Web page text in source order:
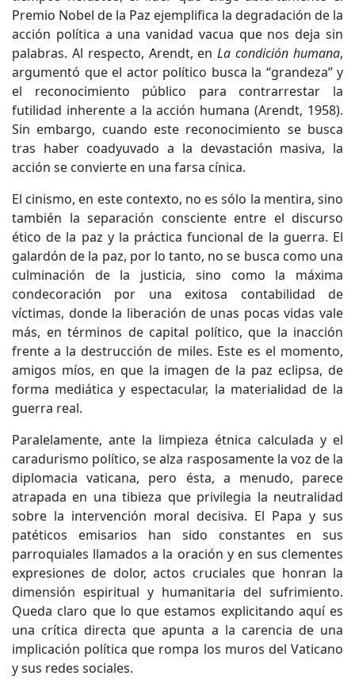
Premio Nobel de la Paz ejemplifica la degradación de la
acción política a una vanidad vacua que nos deja sin
palabras. Al respecto, Arendt, enLa condición humana,
argumentó que el actor político busca la “grandeza” y
el reconocimiento público para contrarrestar la
futilidad inherente a la acción humana (Arendt, 1958).
Sin embargo, cuando este reconocimiento se busca
tras haber coadyuvado a la devastación masiva, la
acción se convierte en una farsa cínica.
El cinismo, en este contexto, no es sólo la mentira, sino
también la separación consciente entre el discurso
ético de la paz y la práctica funcional de la guerra. El
galardón de la paz, por lo tanto, no se busca como una
culminación de la justicia, sino como la máxima
condecoración por una exitosa contabilidad de
víctimas, donde la liberación de unas pocas vidas vale
más, en términos de capital político, que la inacción
frente a la destrucción de miles. Este es el momento,
amigos míos, en que la imagen de la paz eclipsa, de
forma mediática y espectacular, la materialidad de la
guerra real.
Paralelamente, ante la limpieza étnica calculada y el
caradurismo político, se alza rasposamente la voz de la
diplomacia vaticana, pero ésta, a menudo, parece
atrapada en una tibieza que privilegia la neutralidad
sobre la intervención moral decisiva. El Papa y sus
patéticos emisarios han sido constantes en sus
parroquiales llamados a la oración y en sus clementes
expresiones de dolor, actos cruciales que honran la
dimensión espiritual y humanitaria del sufrimiento.
Queda claro que lo que estamos explicitando aquí es
una crítica directa que apunta a la carencia de una
implicación política que rompa los muros del Vaticano
y sus redes sociales.